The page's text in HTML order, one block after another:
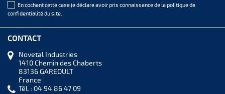
En cochant cette case je déclare avoir pris connaissance de lapolitique de
confidentialitédu site.
CONTACT
Novetal Industries
1410 Chemin des Chaberts
83136 GAREOULT
France
Tél. : 04 94 86 47 09